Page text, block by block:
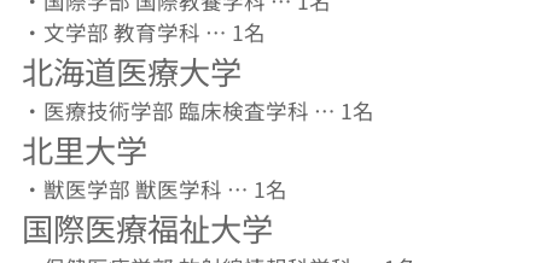
・文学部 教育学科 … 1名
北海道医療大学
・医療技術学部 臨床検査学科 … 1名
北里大学
・獣医学部 獣医学科 … 1名
国際医療福祉大学